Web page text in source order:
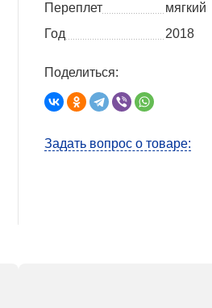
Переплет
мягкий
Год
2018
Поделиться:
Задать вопрос о товаре: